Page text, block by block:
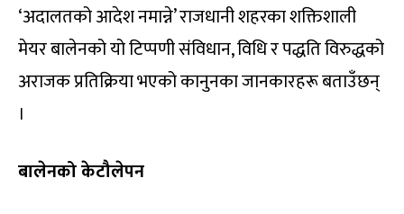
‘अदालतको आदेश नमान्ने’ राजधानी शहरका शक्तिशाली
मेयर बालेनको यो टिप्पणी संविधान, विधि र पद्धति विरुद्धको
अराजक प्रतिक्रिया भएको कानुनका जानकारहरू बताउँछन्
।
बालेनको केटौलेपन